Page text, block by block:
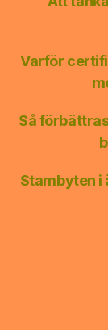
Varför
Så
Stambyten i